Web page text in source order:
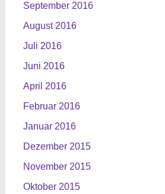
September 2016
August 2016
Juli 2016
Juni 2016
April 2016
Februar 2016
Januar 2016
Dezember 2015
November 2015
Oktober 2015